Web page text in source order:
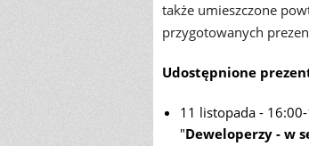
także umieszczone
przygotowanych
Udostępnione
11 listopada -
"Deweloperzy - w